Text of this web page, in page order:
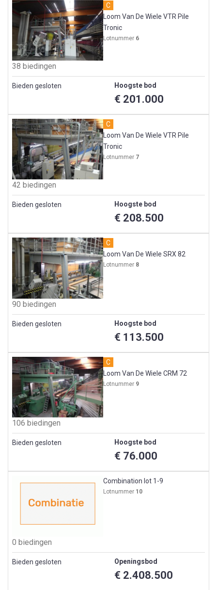
C
Loom Van De Wiele VTR Pile
Tronic
Lotnummer 6
38 biedingen
Bieden gesloten Hoogste bod
€ 201.000
C
Loom Van De Wiele VTR Pile
Tronic
Lotnummer 7
42 biedingen
Bieden gesloten Hoogste bod
€ 208.500
C
Loom Van De Wiele SRX 82
Lotnummer 8
90 biedingen
Bieden gesloten Hoogste bod
€ 113.500
C
Loom Van De Wiele CRM 72
Lotnummer 9
106 biedingen
Bieden gesloten Hoogste bod
€ 76.000
Combination lot 1-9
Lotnummer 10
0 biedingen
Bieden gesloten Openingsbod
€ 2.408.500